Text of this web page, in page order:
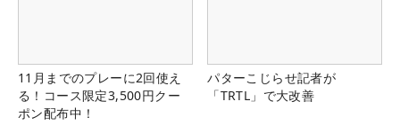
11月までのプレーに2回使え
る！コース限定3,500円クー
ポン配布中！
パターこじらせ記者が
「TRTL」で大改善